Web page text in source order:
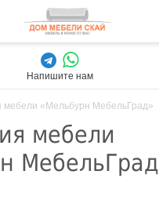
Напишите нам
мебели «Мельбурн МебельГрад»
мебели
МебельГрад